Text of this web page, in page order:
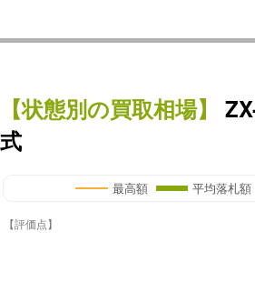
【状態別の買取相場】
式
最高額 平均落札額
【評価点】